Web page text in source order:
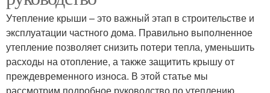
Утепление крыши – это важный этап в строительстве и
эксплуатации частного дома. Правильно выполненное
утепление позволяет снизить потери тепла, уменьшить
расходы на отопление, а также защитить крышу от
преждевременного износа. В этой статье мы